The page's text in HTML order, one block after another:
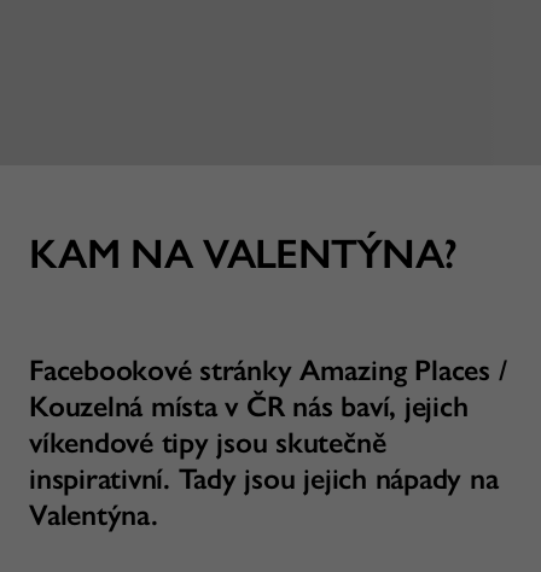
KAM NA VALENTÝNA?
Facebookové stránky Amazing Places /
Kouzelná místa v ČR nás baví, jejich
víkendové tipy jsou skutečně
inspirativní. Tady jsou jejich nápady na
Valentýna.